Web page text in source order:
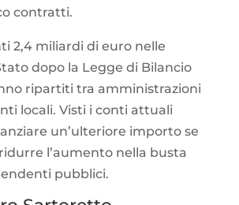
contratti.
2,4 miliardi di euro nelle
dopo la Legge di Bilancio
ripartiti tra amministrazioni
locali. Visti i conti attuali
un’ulteriore importo se
l’aumento nella busta
pubblici.